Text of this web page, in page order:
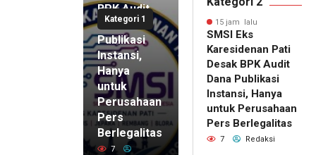
Kategori 1
BPK Audit
Dana
Publikasi
Instansi,
Hanya
untuk
Perusahaan
Pers
Berlegalitas
7
15 jam lalu
Ketum
DPP
15 jam lalu
SMSI Eks
Karesidenan Pati
Desak BPK Audit
Dana Publikasi
Instansi, Hanya
untuk Perusahaan
Pers Berlegalitas
7 Redaksi